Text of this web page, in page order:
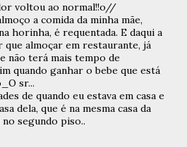
voltou ao normal!!o//
a comida da minha mãe,
horinha, é requentada. E daqui a
almoçar em restaurante, já
não terá mais tempo de
quando ganhar o bebe que está
sr...
de quando eu estava em casa e
dela, que é na mesma casa da
segundo piso..